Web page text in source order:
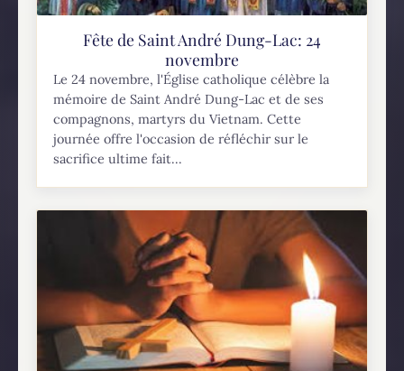
Fête de Saint André Dung-Lac: 24
novembre
Le 24 novembre, l'Église catholique célèbre la
mémoire de Saint André Dung-Lac et de ses
compagnons, martyrs du Vietnam. Cette
journée offre l'occasion de réfléchir sur le
sacrifice ultime fait...